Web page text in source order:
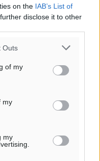
on the IAB’s List of
disclose it to other
Outs
of my
my
my